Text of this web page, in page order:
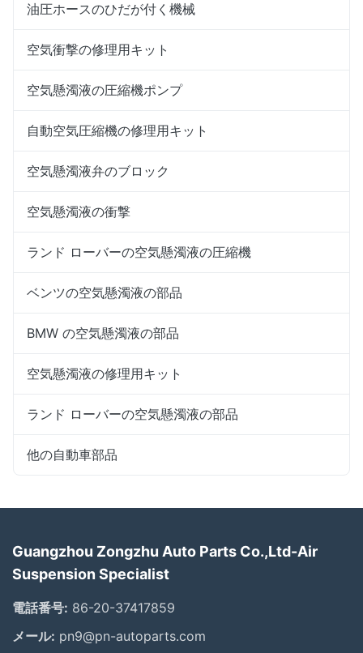
油圧ホースのひだが付く機械
空気衝撃の修理用キット
空気懸濁液の圧縮機ポンプ
自動空気圧縮機の修理用キット
空気懸濁液弁のブロック
空気懸濁液の衝撃
ランド ローバーの空気懸濁液の圧縮機
ベンツの空気懸濁液の部品
BMW の空気懸濁液の部品
空気懸濁液の修理用キット
ランド ローバーの空気懸濁液の部品
他の自動車部品
Guangzhou Zongzhu Auto Parts Co.,Ltd-Air
Suspension Specialist
電話番号: 86-20-37417859
メール: pn9@pn-autoparts.com